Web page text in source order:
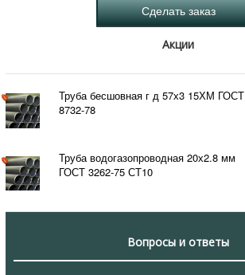
Акции
Труба бесшовная г д 57х3 15ХМ ГОСТ
8732-78
Труба водогазопроводная 20х2.8 мм
ГОСТ 3262-75 СТ10
Вопросы и ответы